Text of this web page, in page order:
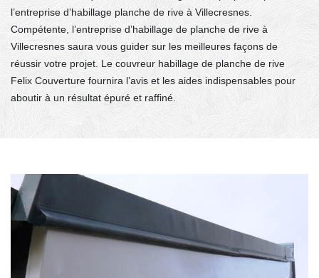
l’entreprise d’habillage planche de rive à Villecresnes.
Compétente, l’entreprise d’habillage de planche de rive à
Villecresnes saura vous guider sur les meilleures façons de
réussir votre projet. Le couvreur habillage de planche de rive
Felix Couverture fournira l’avis et les aides indispensables pour
aboutir à un résultat épuré et raffiné.